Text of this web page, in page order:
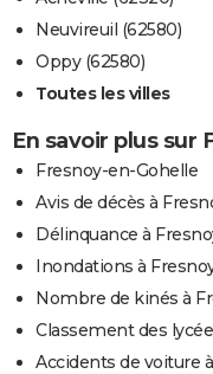
Neuvireuil (62580)
Oppy (62580)
Toutes les villes
En savoir plus sur
Fresnoy-en-Gohelle
Avis de décès à
Délinquance à
Inondations à
Nombre de kinés à
Classement des
Accidents de voiture